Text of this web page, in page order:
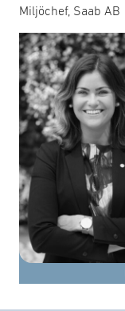
Miljöchef, Saab AB